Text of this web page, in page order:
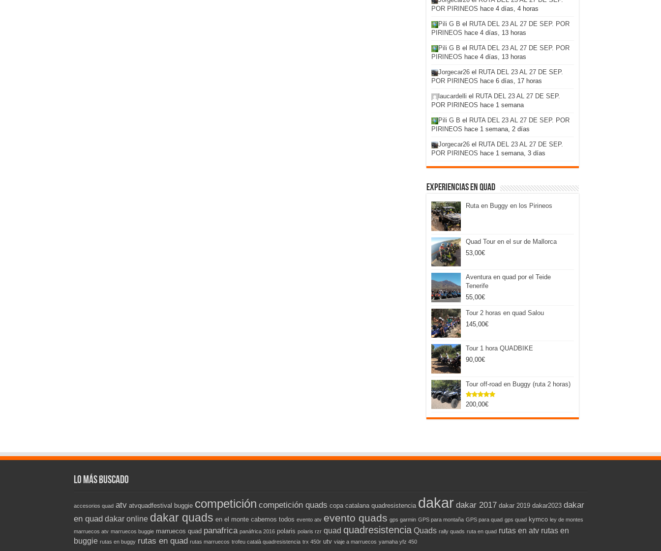
POR PIRINEOS hace 4 días, 4 horas
Pili G B el RUTA DEL 23 AL 27 DE SEP. POR
PIRINEOS hace 4 días, 13 horas
Pili G B el RUTA DEL 23 AL 27 DE SEP. POR
PIRINEOS hace 4 días, 13 horas
Jorgecar26 el RUTA DEL 23 AL 27 DE SEP.
POR PIRINEOS hace 6 días, 17 horas
laucardelli el RUTA DEL 23 AL 27 DE SEP.
POR PIRINEOS hace 1 semana
Pili G B el RUTA DEL 23 AL 27 DE SEP. POR
PIRINEOS hace 1 semana, 2 días
Jorgecar26 el RUTA DEL 23 AL 27 DE SEP.
POR PIRINEOS hace 1 semana, 3 días
Experiencias en Quad
Ruta en Buggy en los Pirineos
Quad Tour en el sur de Mallorca
53,00€
Aventura en quad por el Teide
Tenerife
55,00€
Tour 2 horas en quad Salou
145,00€
Tour 1 hora QUADBIKE
90,00€
Tour off-road en Buggy (ruta 2 horas)
Valorado
de 5
200,00€
Lo más buscado
accesorios quad atv atvquadfestival buggie competición competición quads copa catalana quadresistencia dakar dakar 2017 dakar 2019 dakar2023 dakar
en quad dakar online dakar quads en el monte cabemos todos evento atv evento quads gps garmin GPS para montaña GPS para quad gps quad kymco ley de montes
marruecos atv marruecos buggie marruecos quad panafrica panáfrica 2016 polaris polaris rzr quad quadresistencia Quads rally quads ruta en quad rutas en atv rutas en
buggie rutas en buggy rutas en quad rutas marruecos trofeu català quadresistencia trx 450r utv viaje a marruecos yamaha yfz 450